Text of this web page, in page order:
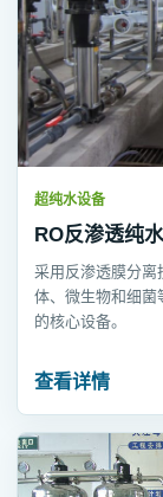
超纯水设备
RO反渗透纯
采用反渗透膜分离
体、微生物和细菌
的核心设备。
查看详情